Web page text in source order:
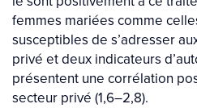
femmes mariées comme
susceptibles de s’adresser
privé et deux indicateurs
présentent une corrélation
secteur privé (1,6–2,8).